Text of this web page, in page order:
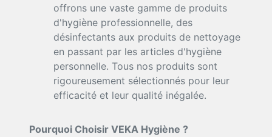
offrons une vaste gamme de produits
d'hygiène professionnelle, des
désinfectants aux produits de nettoyage
en passant par les articles d'hygiène
personnelle. Tous nos produits sont
rigoureusement sélectionnés pour leur
efficacité et leur qualité inégalée.
Pourquoi Choisir VEKA Hygiène ?